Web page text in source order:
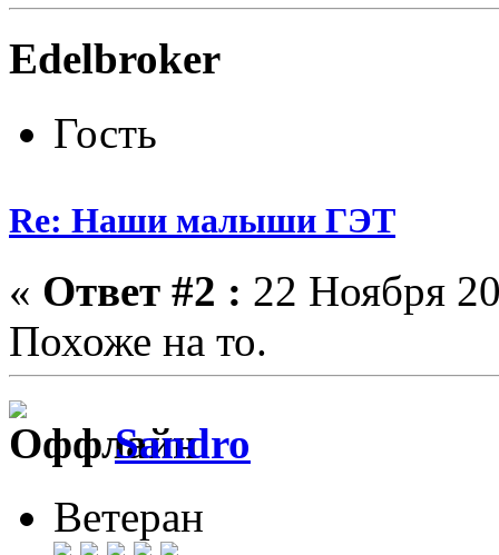
Edelbroker
Гость
Re: Наши малыши ГЭТ
« Ответ #2 : 22 Ноября
Похоже на то.
Sandro
Ветеран